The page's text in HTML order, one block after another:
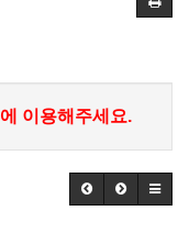
이용해주세요.